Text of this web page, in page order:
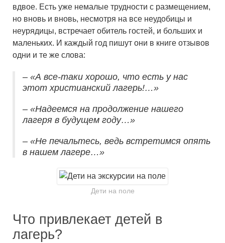
вдвое. Есть уже немалые трудности с размещением,
но вновь и вновь, несмотря на все неудобицы и
неурядицы, встречает обитель гостей, и больших и
маленьких. И каждый год пишут они в книге отзывов
одни и те же слова:
– «А все-таки хорошо, что есть у нас
этот христианский лагерь!…»
– «Надеемся на продолжение нашего
лагеря в будущем году…»
– «Не печальтесь, ведь встретимся опять
в нашем лагере…»
Дети на поле
Что привлекает детей в
лагерь?